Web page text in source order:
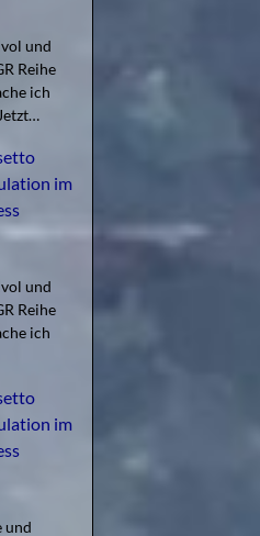
und
Reihe
ich
im
und
Reihe
ich
im
und